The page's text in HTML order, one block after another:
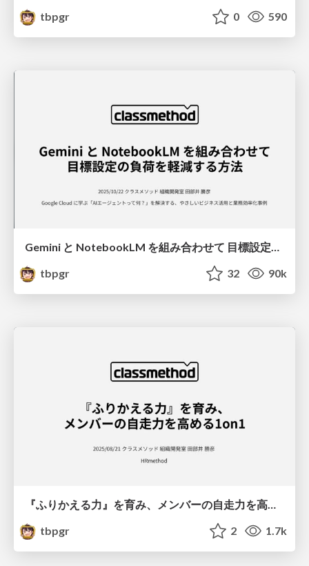
tbpgr 0 590
Gemini と NotebookLM を組み合わせて 目標設定の負荷を軽減する方法 / Goal setting with gemini and notebooklm
tbpgr
32 90k
tbpgr
2 1.7k